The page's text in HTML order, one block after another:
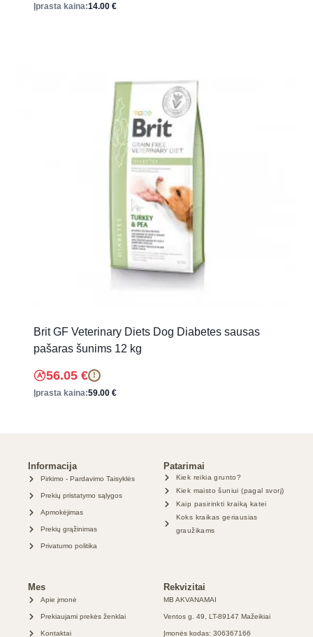
Įprasta kaina:14.00 €
Brit GF Veterinary Diets Dog Diabetes sausas
pašaras šunims 12 kg
56.05 € !
Įprasta kaina:59.00 €
Informacija
Pirkimo - Pardavimo Taisyklės
Prekių pristatymo sąlygos
Apmokėjimas
Prekių grąžinimas
Privatumo politika
Patarimai
Kiek reikia grunto?
Kiek maisto šuniui (pagal svorį)
Kaip pasirinkti kraiką katei
Koks kraikas geriausias
graužikams
Mes
Apie įmonė
Prekiaujami prekės ženklai
Kontaktai
Rekvizitai
MB AKVANAMAI
Ventos g. 49, LT-89147 Mažeikiai
Įmonės kodas: 306367166